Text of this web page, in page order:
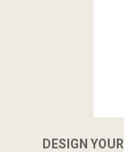
DESIGN